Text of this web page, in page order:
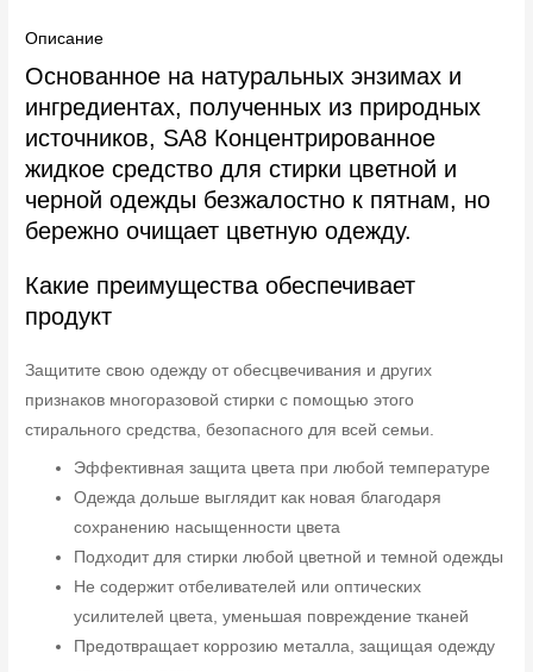
Описание
Основанное на натуральных энзимах и
ингредиентах, полученных из природных
источников, SA8 Концентрированное
жидкое средство для стирки цветной и
черной одежды безжалостно к пятнам, но
бережно очищает цветную одежду.
Какие преимущества обеспечивает
продукт
Защитите свою одежду от обесцвечивания и других
признаков многоразовой стирки с помощью этого
стирального средства, безопасного для всей семьи.
Эффективная защита цвета при любой температуре
Одежда дольше выглядит как новая благодаря
сохранению насыщенности цвета
Подходит для стирки любой цветной и темной одежды
Не содержит отбеливателей или оптических
усилителей цвета, уменьшая повреждение тканей
Предотвращает коррозию металла, защищая одежду